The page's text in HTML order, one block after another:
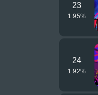
23
1.95%
24
1.92%